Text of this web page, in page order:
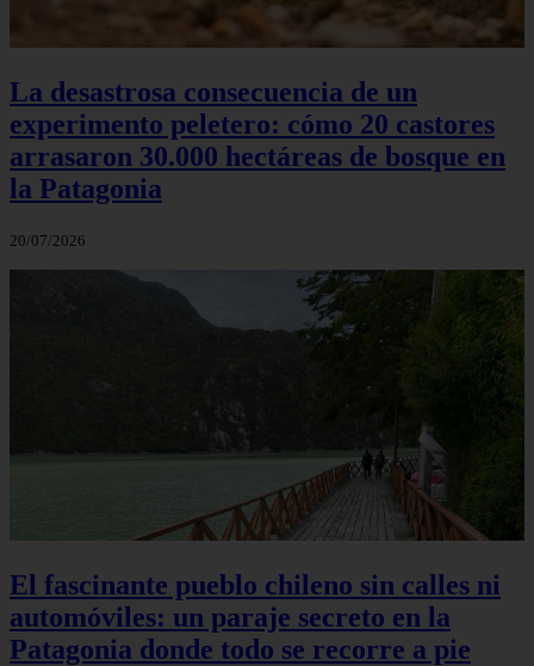
La desastrosa consecuencia de un
experimento peletero: cómo 20 castores
arrasaron 30.000 hectáreas de bosque en
la Patagonia
20/07/2026
El fascinante pueblo chileno sin calles ni
automóviles: un paraje secreto en la
Patagonia donde todo se recorre a pie